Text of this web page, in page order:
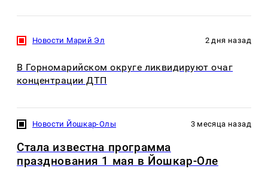
Новости Марий Эл 2 дня назад
В Горномарийском округе ликвидируют очаг
концентрации ДТП
Новости Йошкар-Олы 3 месяца назад
Стала известна программа
празднования 1 мая в Йошкар-Оле